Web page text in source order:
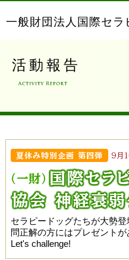
一般財団法人国際セラ
活動報告
夏休み特別企画 第四弾 9月
(一財) 国際セラ
協会 神経衰弱
セラピードッグたちが大勢
問正解の方にはプレゼントが
Let's challenge!